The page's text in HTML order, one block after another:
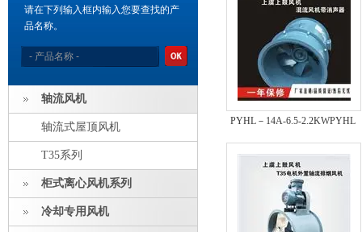
请在下列输入框内输入您要查找的产
品名称。
轴流风机
轴流式屋顶风机
T35系列
柜式离心风机系列
冷却专用风机
PYHL－14A-6.5-2.2KWPYHL
－14A 轴流式消防高温排烟混
流风机